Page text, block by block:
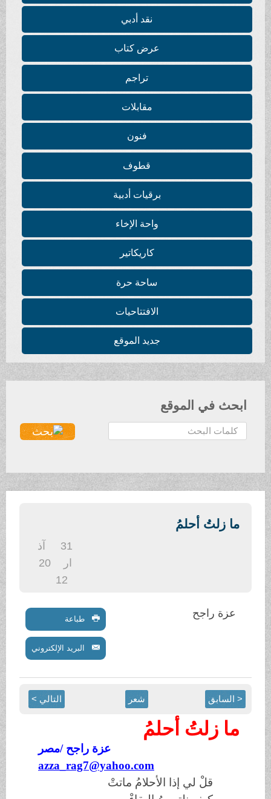
نقد أدبي
عرض كتاب
تراجم
مقابلات
فنون
قطوف
برقيات أدبية
واحة الإخاء
كاريكاتير
ساحة حرة
الافتتاحيات
جديد الموقع
ابحث في الموقع
ح
ث
ما زلتُ أحلمُ
20
عزة راجح طباعة
البريد الإلكتروني
< السابق شعر التالي >
ما زلتُ أحلمُ
عزة راجح /مصر
azza_rag7@yahoo.com
قلْ لي إذا الأحلامُ ماتتْ